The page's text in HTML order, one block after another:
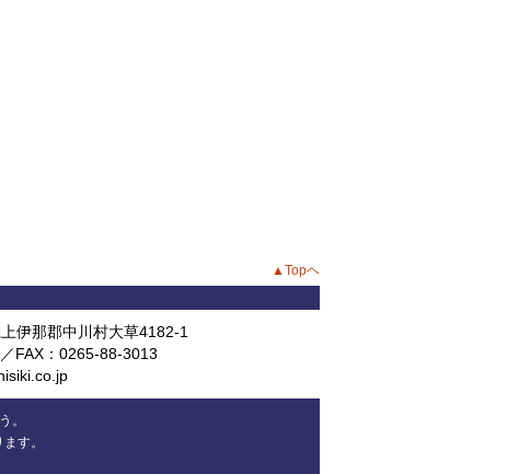
▲Topヘ
伊那郡中川村大草4182-1
FAX：0265-88-3013
。
す。